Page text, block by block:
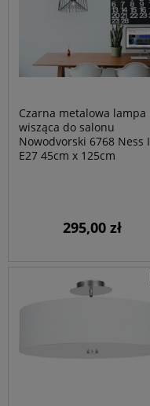
Czarna metalowa lampa
wisząca do salonu
Nowodvorski 6768 Ness I
E27 45cm x 125cm
295,00 zł